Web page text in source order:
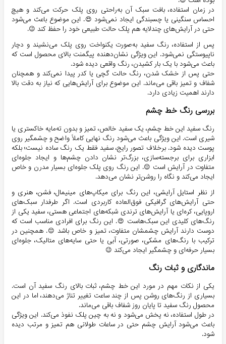
در زمان استفاده، بافت سبک آن به‌راحتی روی پلک حرکت می‌کند و هیچ
احساس سنگینی یا چسبندگی ایجاد نمی‌شود 😍. این موضوع باعث می‌شود
حتی در آرایش‌های چندلایه هم پلک حالت طبیعی خود را حفظ کند 😉.
پس از استفاده، رنگ سفید به‌صورت یکنواخت روی پلک می‌نشیند و دچار
ناپیوستگی نمی‌شود. این ویژگی نشان‌دهنده پیگمنت بالای محصول است که
باعث می‌شود با یک بار کشیدن، رنگ واقعی دیده شود.
حتی پس از خشک شدن، رنگ حالت گچی یا کدر پیدا نمی‌کند و همچنان
شفاف و تمیز باقی می‌ماند. این موضوع برای آرایش‌هایی که نیاز به دقت بالا
دارند اهمیت زیادی دارد.
بررسی رنگ خط چشم
رنگ سفید این خط چشم، یک سفید خالص، تمیز و بدون ته‌مایه خاکستری یا
شیری است. این ویژگی باعث می‌شود رنگ نهایی کاملاً واضح و چشمگیر روی
پوست دیده شود. برخلاف تصور رایج، سفید فقط یک رنگ ساده نیست؛ بلکه
ابزاری برای برجسته‌سازی، بزرگ‌تر نشان دادن چشم‌ها و ایجاد جلوه‌ای
متفاوت در آرایش است 😌. این رنگ روی پلک جلوه‌ای بسیار مدرن و خاص
ایجاد می‌کند و نگاه را روشن‌تر نشان می‌دهد.
از نظر استایل آرایشی، این رنگ برای میکاپ‌های مینیمال، فشن، هنری و
حتی آرایش‌های گرافیکی فوق‌العاده کاربردی است. اگر طرفدار سبک‌های
اروپایی، کره‌ای یا آرایش‌های ترندی شبکه‌های اجتماعی هستی، سفید یکی از
رنگ‌های کلیدی این سبک‌هاست 😍. این رنگ برای افرادی مناسب است که
دوست دارند آرایش چشمشان متفاوت، تمیز و خاص باشد 😌. همچنین در
ترکیب با رنگ‌های مشکی، صورتی، آبی یا حتی سایه‌های متالیک، جلوه‌ای
بسیار حرفه‌ای و چشمگیر ایجاد می‌کند 😉
ماندگاری و ثبات رنگ
یکی از نکات مهم در مورد این خط چشم، ثبات بالای رنگ سفید آن است.
بسیاری از رنگ‌های روشن پس از چند ساعت تغییر تناژ می‌دهند، اما در این
محصول رنگ سفید تا پایان روز شفاف باقی می‌ماند.
در طول استفاده، نه پخش می‌شود و نه به چین پلک نفوذ می‌کند. این ویژگی
باعث می‌شود آرایش چشم حتی در ساعات طولانی هم تمیز و مرتب دیده
شود.